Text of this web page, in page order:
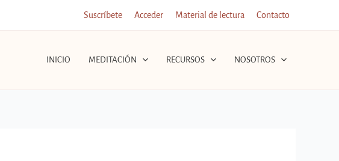
Suscríbete Acceder Material de lectura Contacto
INICIO MEDITACIÓN RECURSOS NOSOTROS